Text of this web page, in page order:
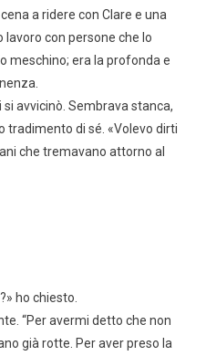
a ridere con Clare e una
lavoro con persone che lo
meschino; era la profonda e
avvicinò. Sembrava stanca,
tradimento di sé. «Volevo dirti
che tremavano attorno al
ho chiesto.
“Per avermi detto che non
già rotte. Per aver preso la